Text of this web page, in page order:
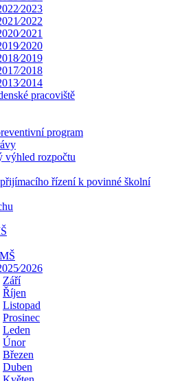
pracoviště
program
výhled rozpočtu
řízení k povinné školní
Září
Říjen
Listopad
Prosinec
Leden
Únor
Březen
Duben